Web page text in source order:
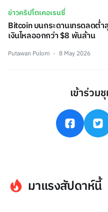
ข่าวคริปโตเคอเรนซี่
Bitcoin บนกระดานเทรดลดต่
เงินไหลออกกว่า $8 พันล้าน
Putawan Pulom 8 May 2026
เข้าร่วม
มาแรงสัปดาห์นี้